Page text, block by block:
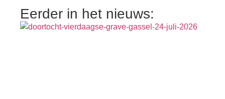
Eerder in het nieuws: